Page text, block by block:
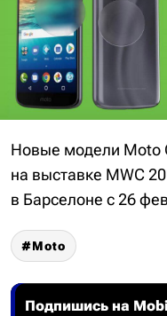
Новые модели Moto
на выставке MWC
в Барселоне с 26
Moto
Подпишись на